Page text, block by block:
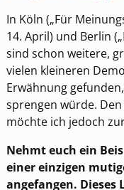
In Köln („Für
14. April) und Berlin
sind schon weitere,
vielen kleineren
Erwähnung
sprengen würde.
möchte ich jedoch
Nehmt euch ein
einer einzigen
angefangen.